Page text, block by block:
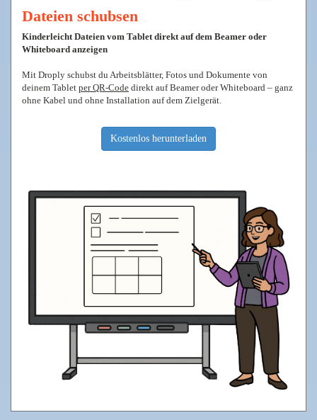
Dateien schubsen
Kinderleicht Dateien vom Tablet direkt auf dem Beamer oder
Whiteboard anzeigen
Mit Droply schubst du Arbeitsblätter, Fotos und Dokumente von
deinem Tablet per QR-Code direkt auf Beamer oder Whiteboard – ganz
ohne Kabel und ohne Installation auf dem Zielgerät.
Kostenlos herunterladen